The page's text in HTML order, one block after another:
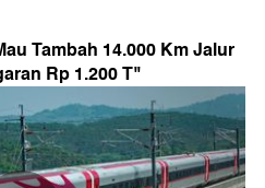
Tambah 14.000 Km Jalur
Rp 1.200 T"